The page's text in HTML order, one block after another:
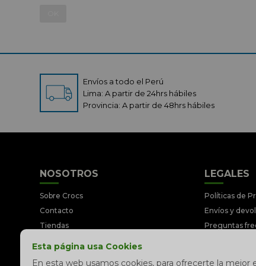
Esta página usa Cookies
En esta web usamos cookies, para ofrecerte la
Envíos a todo el Perú
Lima: A partir de 24hrs hábiles
Provincia: A partir de 48hrs hábiles
NOSOTROS
Sobre Crocs
Contacto
Tiendas
LEGALES
Políticas de
Envíos y
Preguntas